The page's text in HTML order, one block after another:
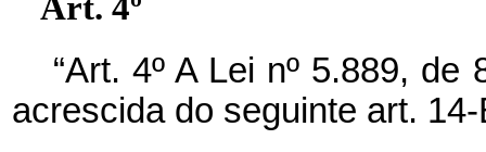
“Art. 4º A Lei nº 5.889,
acrescida do seguinte art. 14-